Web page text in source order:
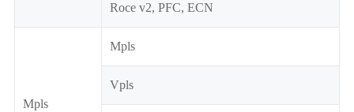
Roce v2, PFC, ECN
Mpls
Mpls
Vpls